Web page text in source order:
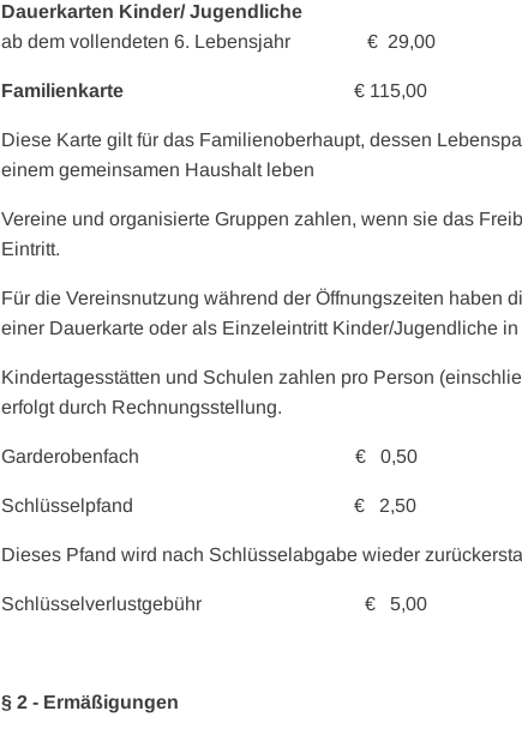
Dauerkarten Kinder/ Jugendliche
ab dem vollendeten 6. Lebensjahr € 29,00
Familienkarte € 115,00
Diese Karte gilt für das Familienoberhaupt, dessen
einem gemeinsamen Haushalt leben
Vereine und organisierte Gruppen zahlen, wenn sie das
Eintritt.
Für die Vereinsnutzung während der Öffnungszeiten haben
einer Dauerkarte oder als Einzeleintritt Kinder/Jugendliche
Kindertagesstätten und Schulen zahlen pro Person
erfolgt durch Rechnungsstellung.
Garderobenfach € 0,50
Schlüsselpfand € 2,50
Dieses Pfand wird nach Schlüsselabgabe wieder
Schlüsselverlustgebühr € 5,00
§ 2 - Ermäßigungen